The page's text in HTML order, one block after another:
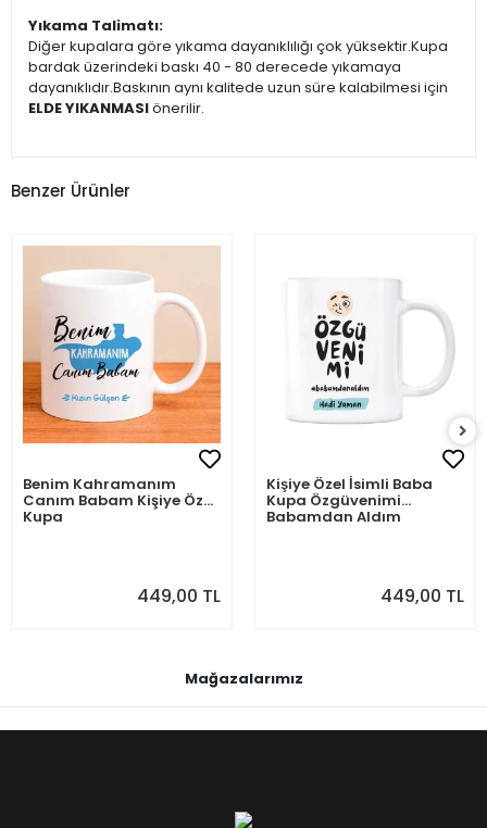
Yıkama Talimatı:
Diğer kupalara göre yıkama dayanıklılığı çok yüksektir.Kupa
bardak üzerindeki baskı 40 - 80 derecede yıkamaya
dayanıklıdır.Baskının aynı kalitede uzun süre kalabilmesi için
ELDE YIKANMASIönerilir.
Benzer Ürünler
Benim Kahramanım
Canım Babam Kişiye Özel
Kupa
449,00 TL
Kişiye Özel İsimli Baba
Kupa Özgüvenimi
Babamdan Aldım
449,00 TL
Mağazalarımız